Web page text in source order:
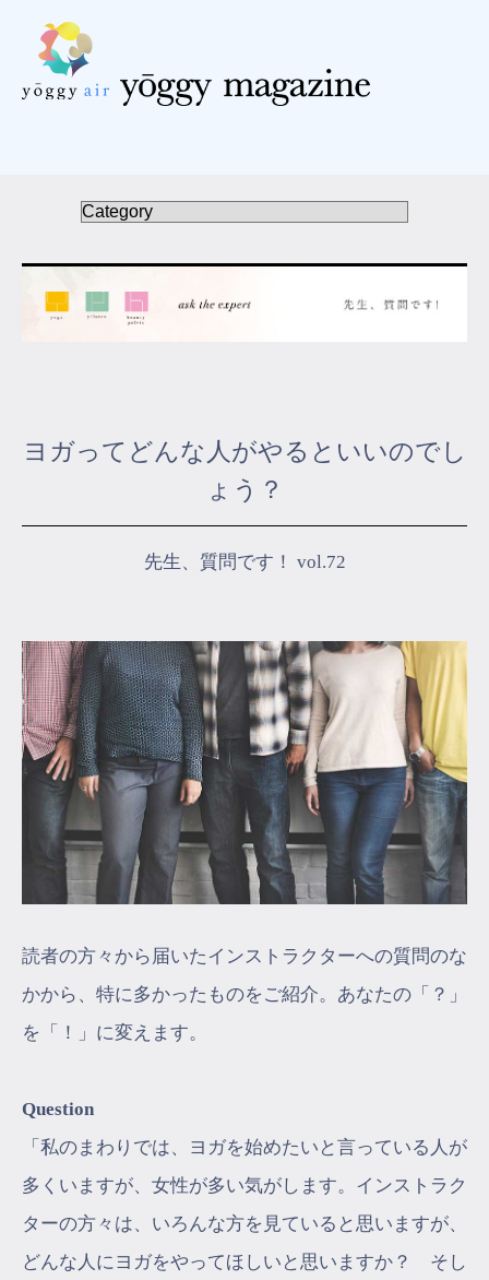
インストラクター一覧
yoggy mommy
会員規約について
クラス参加にあたっての同意書
特定商取引にかかわる表示
プライバシーポリシー
ヨガってどんな人がやるといいのでし
ょう？
先生、質問です！ vol.72
読者の方々から届いたインストラクターへの質問のな
かから、特に多かったものをご紹介。あなたの「？」
を「！」に変えます。
Question
「私のまわりでは、ヨガを始めたいと言っている人が
多くいますが、女性が多い気がします。インストラク
ターの方々は、いろんな方を見ていると思いますが、
どんな人にヨガをやってほしいと思いますか？ そし